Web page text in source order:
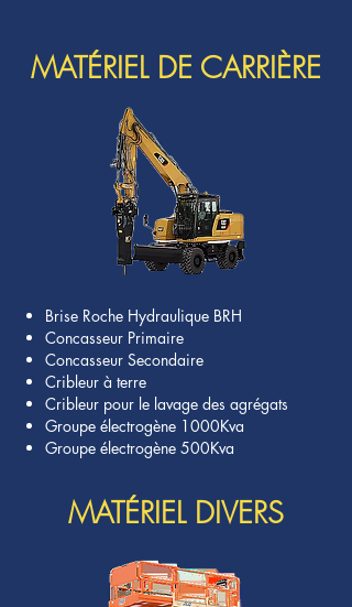
MATÉRIEL DE CARRIÈRE
Brise Roche Hydraulique BRH
Concasseur Primaire
Concasseur Secondaire
Cribleur à terre
Cribleur pour le lavage des agrégats
Groupe électrogène 1000Kva
Groupe électrogène 500Kva
MATÉRIEL DIVERS